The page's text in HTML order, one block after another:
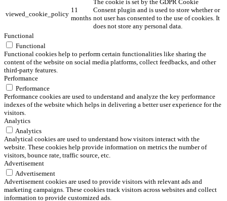
viewed_cookie_policy
11
months
The cookie is set by the GDPR Cookie
Consent plugin and is used to store whether or
not user has consented to the use of cookies. It
does not store any personal data.
Functional
Functional
Functional cookies help to perform certain functionalities like sharing the
content of the website on social media platforms, collect feedbacks, and other
third-party features.
Performance
Performance
Performance cookies are used to understand and analyze the key performance
indexes of the website which helps in delivering a better user experience for the
visitors.
Analytics
Analytics
Analytical cookies are used to understand how visitors interact with the
website. These cookies help provide information on metrics the number of
visitors, bounce rate, traffic source, etc.
Advertisement
Advertisement
Advertisement cookies are used to provide visitors with relevant ads and
marketing campaigns. These cookies track visitors across websites and collect
information to provide customized ads.